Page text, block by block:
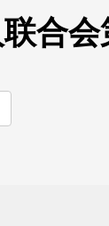
合